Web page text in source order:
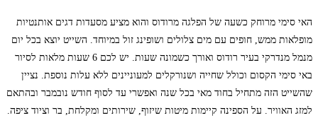
האי סימי מרוחק כשעה של הפלגה מרודוס והוא מציע מסעדות דגים אותנטיות
מופלאות ממש, חופים עם מים צלולים ושופינג זול במיוחד. השייט יוצא בכל יום
מנמל מנדרקי בעיר רודוס ואורך כשמונה שעות. יש לכם 6 שעות מלאות לסיור
באי סימי הקסום וכולל שחייה ושנורקלים למעוניינים ללא עלות נוספת. נציין
שהשייט הזה מתחיל בחוד מאי בכל שנה ואפשרי עד לסוף חודש נובמבר ובהתאם
למזג האוויר. על הספינה קיימות מיטות שיזוף, שירותים ומקלחת, בר וציוד ציפה.